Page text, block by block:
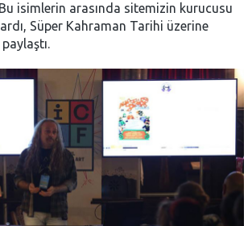
isimlerin arasında sitemizin kurucusu
Süper Kahraman Tarihi üzerine